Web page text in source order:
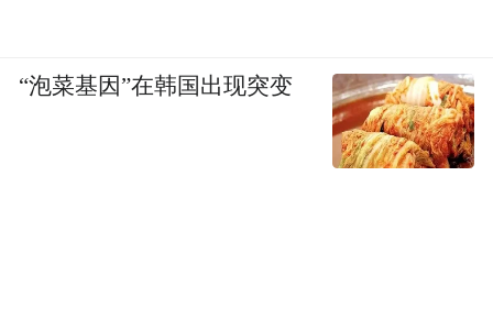
“泡菜基因”在韩国出现突变